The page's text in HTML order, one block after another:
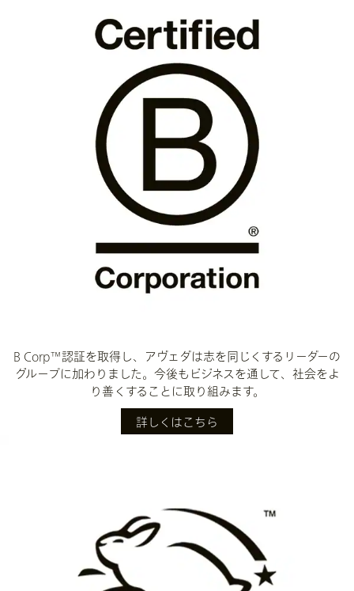
B Corp™認証を取得し、アヴェダは志を同じくするリーダーの
グループに加わりました。今後もビジネスを通して、社会をよ
り善くすることに取り組みます。
詳しくはこちら